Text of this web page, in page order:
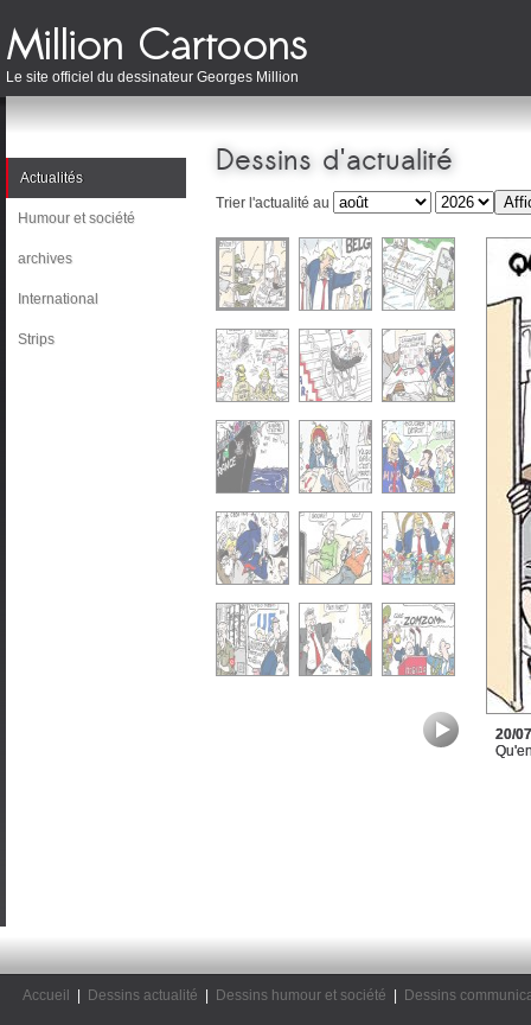
Le site officiel du dessinateur Georges Million
Actualités
Humour et société
archives
International
Strips
Dessins d'actualité
Trier l'actualité au
20/
Accueil Dessins actualité Dessins humour et société Dessins